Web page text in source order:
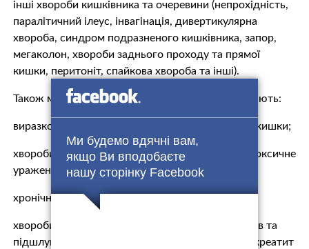
Ми будемо вдячні вам,
якщо Ви вподобаєте
нашу сторінку Facebook
інші хвороби кишківника та очеревини (непрохідність,
паралітичний ілеус, інвагінація, дивертикулярна
хвороба, синдром подразненого кишківника, запор,
мегаколон, хвороби заднього проходу та прямої
кишки, перитоніт, спайкова хвороба та інші).
Також мобілізації не підлягають чоловіки, які мають:
виразкову хворобу шлунка та дванадцятипалої кишки;
хвороби печінки (алкогольна хвороба печінки, токсичне
ураження печінки, печінкова недостатність;
хронічні гепатити, фіброз та цироз);
хвороби жовчного міхура, жовчовивідних шляхів та
підшлункової залози (холецистит, холангіт, панкреатит